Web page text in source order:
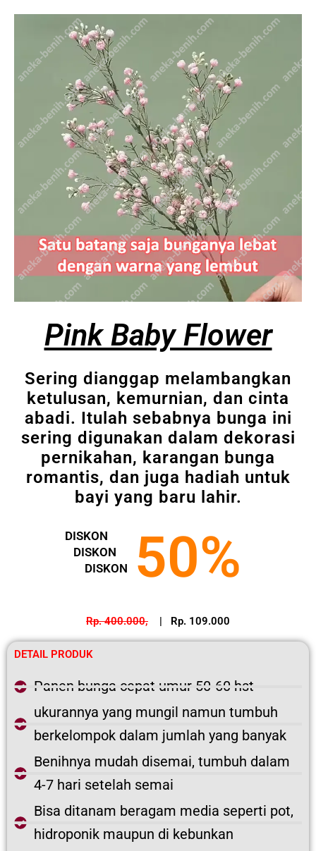
Pink Baby Flower
Sering dianggap melambangkan
ketulusan, kemurnian, dan cinta
abadi. Itulah sebabnya bunga ini
sering digunakan dalam dekorasi
pernikahan, karangan bunga
romantis, dan juga hadiah untuk
bayi yang baru lahir.
DISKON
DISKON
DISKON
50%
Rp. 400.000, | Rp. 109.000
DETAIL PRODUK
Panen bunga cepat umur 50-60 hst
ukurannya yang mungil namun tumbuh
berkelompok dalam jumlah yang banyak
Benihnya mudah disemai, tumbuh dalam
4-7 hari setelah semai
Bisa ditanam beragam media seperti pot,
hidroponik maupun di kebunkan